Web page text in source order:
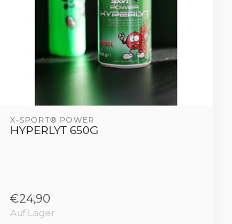
X-SPORT® POWER
HYPERLYT 650G
€24,90
Auf Lager